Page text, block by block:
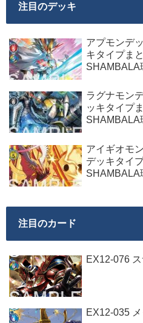
注目のデッキ
アプモンデ
キタイプま
SHAMBALA
ラグナモン
ッキタイプ
SHAMBALA
アイギオモ
デッキタイ
SHAMBALA
注目のカード
EX12-076
EX12-035